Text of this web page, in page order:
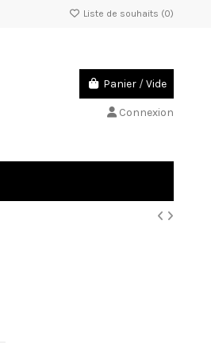
Liste de souhaits (0)
Panier /Vide
Connexion